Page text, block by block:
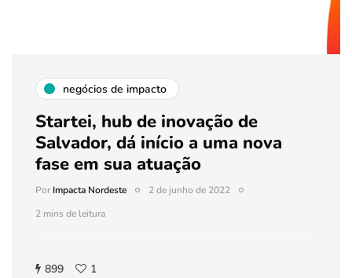
negócios de impacto
Startei, hub de inovação de
Salvador, dá início a uma nova
fase em sua atuação
PorImpacta Nordeste
2 de junho de 2022
2 mins de leitura
899 1